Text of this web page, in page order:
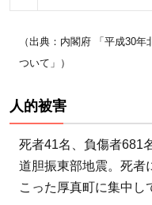
3
間、
地の
人々
が感
じて
いた
（出典：内閣府 「平成30
ついて」）
人的被害
死者41名、負傷者681
道胆振東部地震。死者
こった厚真町に集中し